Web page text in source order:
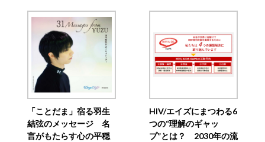
「ことだま」宿る羽生
結弦のメッセージ 名
言がもたらす心の平穏
HIV/エイズにまつわる6
つの“理解のギャッ
プ”とは？ 2030年の流